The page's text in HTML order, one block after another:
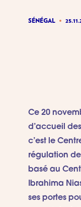
SÉNÉGAL
Ce 20
d’accueil
c’est le
régulation
basé au
Ibrahima
ses portes